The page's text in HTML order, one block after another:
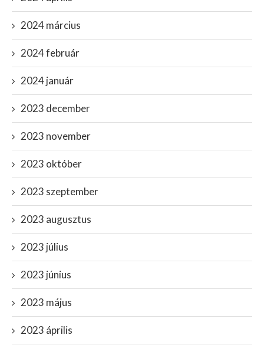
2024 március
2024 február
2024 január
2023 december
2023 november
2023 október
2023 szeptember
2023 augusztus
2023 július
2023 június
2023 május
2023 április